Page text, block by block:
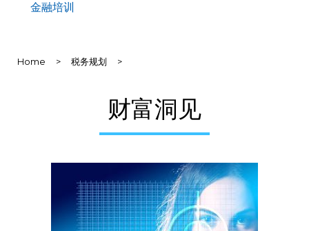
金融培训
Home > 税务规划 >
财富洞见